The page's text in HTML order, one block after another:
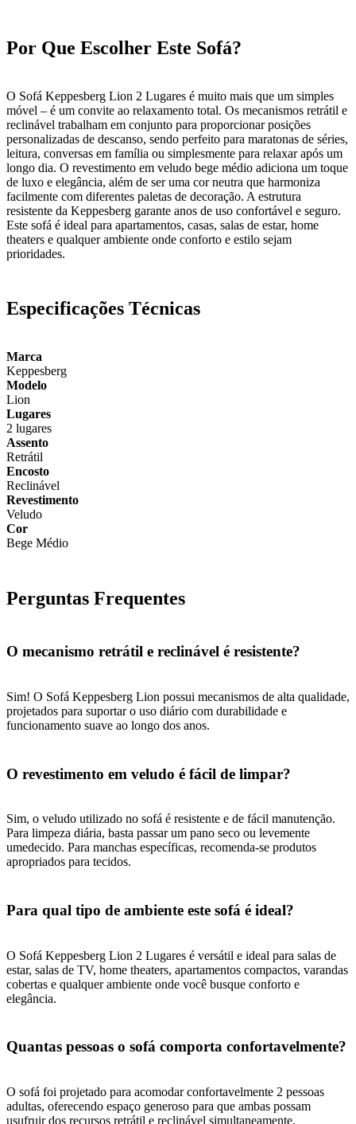
Por Que Escolher Este Sofá?
O Sofá Keppesberg Lion 2 Lugares é muito mais que um simples
móvel – é um convite ao relaxamento total. Os mecanismos retrátil e
reclinável trabalham em conjunto para proporcionar posições
personalizadas de descanso, sendo perfeito para maratonas de séries,
leitura, conversas em família ou simplesmente para relaxar após um
longo dia. O revestimento em veludo bege médio adiciona um toque
de luxo e elegância, além de ser uma cor neutra que harmoniza
facilmente com diferentes paletas de decoração. A estrutura
resistente da Keppesberg garante anos de uso confortável e seguro.
Este sofá é ideal para apartamentos, casas, salas de estar, home
theaters e qualquer ambiente onde conforto e estilo sejam
prioridades.
Especificações Técnicas
Marca
Keppesberg
Modelo
Lion
Lugares
2 lugares
Assento
Retrátil
Encosto
Reclinável
Revestimento
Veludo
Cor
Bege Médio
Perguntas Frequentes
O mecanismo retrátil e reclinável é resistente?
Sim! O Sofá Keppesberg Lion possui mecanismos de alta qualidade,
projetados para suportar o uso diário com durabilidade e
funcionamento suave ao longo dos anos.
O revestimento em veludo é fácil de limpar?
Sim, o veludo utilizado no sofá é resistente e de fácil manutenção.
Para limpeza diária, basta passar um pano seco ou levemente
umedecido. Para manchas específicas, recomenda-se produtos
apropriados para tecidos.
Para qual tipo de ambiente este sofá é ideal?
O Sofá Keppesberg Lion 2 Lugares é versátil e ideal para salas de
estar, salas de TV, home theaters, apartamentos compactos, varandas
cobertas e qualquer ambiente onde você busque conforto e
elegância.
Quantas pessoas o sofá comporta confortavelmente?
O sofá foi projetado para acomodar confortavelmente 2 pessoas
adultas, oferecendo espaço generoso para que ambas possam
usufruir dos recursos retrátil e reclinável simultaneamente.